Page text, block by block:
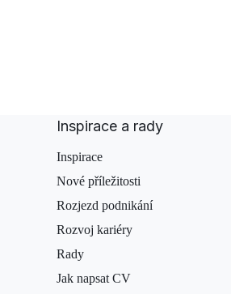
Inspirace a rady
Inspirace
Nové příležitosti
Rozjezd podnikání
Rozvoj kariéry
Rady
Jak napsat CV